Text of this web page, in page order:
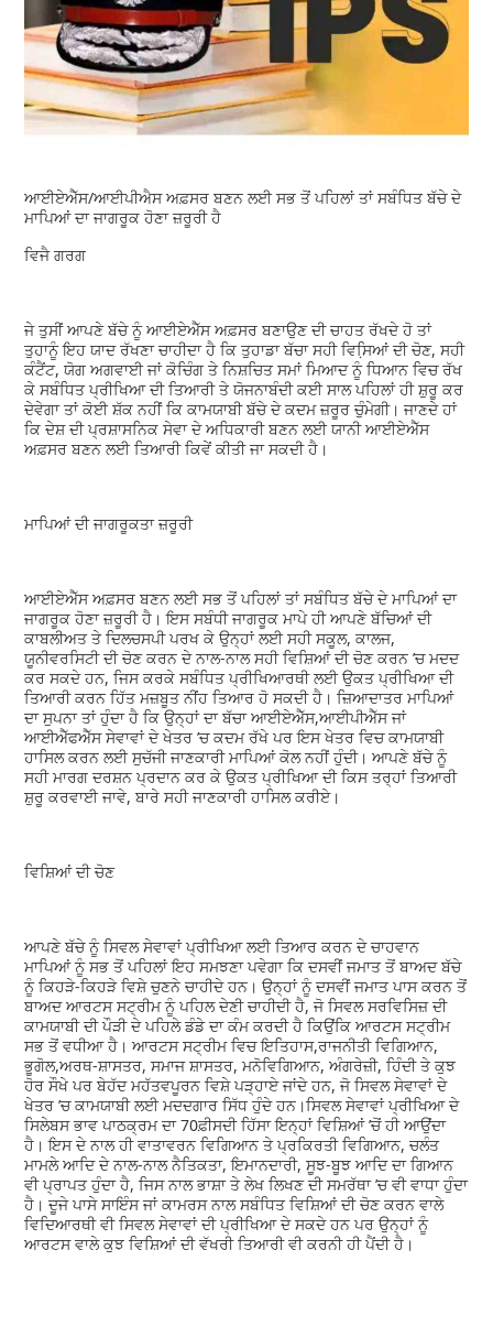
ਆਈਏਐੱਸ/ਆਈਪੀਐਸ ਅਫ਼ਸਰ ਬਣਨ ਲਈ ਸਭ ਤੋਂ ਪਹਿਲਾਂ ਤਾਂ ਸਬੰਧਿਤ ਬੱਚੇ ਦੇ
ਮਾਪਿਆਂ ਦਾ ਜਾਗਰੂਕ ਹੋਣਾ ਜ਼ਰੂਰੀ ਹੈ
ਵਿਜੈ ਗਰਗ
ਜੇ ਤੁਸੀਂ ਆਪਣੇ ਬੱਚੇ ਨੂੰ ਆਈਏਐੱਸ ਅਫ਼ਸਰ ਬਣਾਉਣ ਦੀ ਚਾਹਤ ਰੱਖਦੇ ਹੋ ਤਾਂ
ਤੁਹਾਨੂੰ ਇਹ ਯਾਦ ਰੱਖਣਾ ਚਾਹੀਦਾ ਹੈ ਕਿ ਤੁਹਾਡਾ ਬੱਚਾ ਸਹੀ ਵਿਸਿ਼ਆਂ ਦੀ ਚੋਣ, ਸਹੀ
ਕੰਟੈਂਟ, ਯੋਗ ਅਗਵਾਈ ਜਾਂ ਕੋਚਿੰਗ ਤੇ ਨਿਸ਼ਚਿਤ ਸਮਾਂ ਮਿਆਦ ਨੂੰ ਧਿਆਨ ਵਿਚ ਰੱਖ
ਕੇ ਸਬੰਧਿਤ ਪ੍ਰੀਖਿਆ ਦੀ ਤਿਆਰੀ ਤੇ ਯੋਜਨਾਬੰਦੀ ਕਈ ਸਾਲ ਪਹਿਲਾਂ ਹੀ ਸ਼ੁਰੂ ਕਰ
ਦੇਵੇਗਾ ਤਾਂ ਕੋਈ ਸ਼ੱਕ ਨਹੀਂ ਕਿ ਕਾਮਯਾਬੀ ਬੱਚੇ ਦੇ ਕਦਮ ਜ਼ਰੂਰ ਚੁੰਮੇਗੀ। ਜਾਣਦੇ ਹਾਂ
ਕਿ ਦੇਸ਼ ਦੀ ਪ੍ਰਸ਼ਾਸਨਿਕ ਸੇਵਾ ਦੇ ਅਧਿਕਾਰੀ ਬਣਨ ਲਈ ਯਾਨੀ ਆਈਏਐੱਸ
ਅਫ਼ਸਰ ਬਣਨ ਲਈ ਤਿਆਰੀ ਕਿਵੇਂ ਕੀਤੀ ਜਾ ਸਕਦੀ ਹੈ।
ਮਾਪਿਆਂ ਦੀ ਜਾਗਰੂਕਤਾ ਜ਼ਰੂਰੀ
ਆਈਏਐੱਸ ਅਫ਼ਸਰ ਬਣਨ ਲਈ ਸਭ ਤੋਂ ਪਹਿਲਾਂ ਤਾਂ ਸਬੰਧਿਤ ਬੱਚੇ ਦੇ ਮਾਪਿਆਂ ਦਾ
ਜਾਗਰੂਕ ਹੋਣਾ ਜ਼ਰੂਰੀ ਹੈ। ਇਸ ਸਬੰਧੀ ਜਾਗਰੂਕ ਮਾਪੇ ਹੀ ਆਪਣੇ ਬੱਚਿਆਂ ਦੀ
ਕਾਬਲੀਅਤ ਤੇ ਦਿਲਚਸਪੀ ਪਰਖ ਕੇ ਉਨ੍ਹਾਂ ਲਈ ਸਹੀ ਸਕੂਲ, ਕਾਲਜ,
ਯੂਨੀਵਰਸਿਟੀ ਦੀ ਚੋਣ ਕਰਨ ਦੇ ਨਾਲ-ਨਾਲ ਸਹੀ ਵਿਸ਼ਿਆਂ ਦੀ ਚੋਣ ਕਰਨ ’ਚ ਮਦਦ
ਕਰ ਸਕਦੇ ਹਨ, ਜਿਸ ਕਰਕੇ ਸਬੰਧਿਤ ਪ੍ਰੀਖਿਆਰਥੀ ਲਈ ਉਕਤ ਪ੍ਰੀਖਿਆ ਦੀ
ਤਿਆਰੀ ਕਰਨ ਹਿੱਤ ਮਜ਼ਬੂਤ ਨੀਂਹ ਤਿਆਰ ਹੋ ਸਕਦੀ ਹੈ। ਜ਼ਿਆਦਾਤਰ ਮਾਪਿਆਂ
ਦਾ ਸੁਪਨਾ ਤਾਂ ਹੁੰਦਾ ਹੈ ਕਿ ਉਨ੍ਹਾਂ ਦਾ ਬੱਚਾ ਆਈਏਐੱਸ,ਆਈਪੀਐੱਸ ਜਾਂ
ਆਈਐੱਫਐੱਸ ਸੇਵਾਵਾਂ ਦੇ ਖੇਤਰ ’ਚ ਕਦਮ ਰੱਖੇ ਪਰ ਇਸ ਖੇਤਰ ਵਿਚ ਕਾਮਯਾਬੀ
ਹਾਸਿਲ ਕਰਨ ਲਈ ਸੁਚੱਜੀ ਜਾਣਕਾਰੀ ਮਾਪਿਆਂ ਕੋਲ ਨਹੀਂ ਹੁੰਦੀ। ਆਪਣੇ ਬੱਚੇ ਨੂੰ
ਸਹੀ ਮਾਰਗ ਦਰਸ਼ਨ ਪ੍ਰਦਾਨ ਕਰ ਕੇ ਉਕਤ ਪ੍ਰੀਖਿਆ ਦੀ ਕਿਸ ਤਰ੍ਹਾਂ ਤਿਆਰੀ
ਸ਼ੁਰੂ ਕਰਵਾਈ ਜਾਵੇ, ਬਾਰੇ ਸਹੀ ਜਾਣਕਾਰੀ ਹਾਸਿਲ ਕਰੀਏ।
ਵਿਸ਼ਿਆਂ ਦੀ ਚੋਣ
ਆਪਣੇ ਬੱਚੇ ਨੂੰ ਸਿਵਲ ਸੇਵਾਵਾਂ ਪ੍ਰੀਖਿਆ ਲਈ ਤਿਆਰ ਕਰਨ ਦੇ ਚਾਹਵਾਨ
ਮਾਪਿਆਂ ਨੂੰ ਸਭ ਤੋਂ ਪਹਿਲਾਂ ਇਹ ਸਮਝਣਾ ਪਵੇਗਾ ਕਿ ਦਸਵੀਂ ਜਮਾਤ ਤੋਂ ਬਾਅਦ ਬੱਚੇ
ਨੂੰ ਕਿਹੜੇ-ਕਿਹੜੇ ਵਿਸ਼ੇ ਚੁਣਨੇ ਚਾਹੀਦੇ ਹਨ। ਉਨ੍ਹਾਂ ਨੂੰ ਦਸਵੀਂ ਜਮਾਤ ਪਾਸ ਕਰਨ ਤੋਂ
ਬਾਅਦ ਆਰਟਸ ਸਟ੍ਰੀਮ ਨੂੰ ਪਹਿਲ ਦੇਣੀ ਚਾਹੀਦੀ ਹੈ, ਜੋ ਸਿਵਲ ਸਰਵਿਸਿਜ਼ ਦੀ
ਕਾਮਯਾਬੀ ਦੀ ਪੌੜੀ ਦੇ ਪਹਿਲੇ ਡੰਡੇ ਦਾ ਕੰਮ ਕਰਦੀ ਹੈ ਕਿਉਂਕਿ ਆਰਟਸ ਸਟ੍ਰੀਮ
ਸਭ ਤੋਂ ਵਧੀਆ ਹੈ। ਆਰਟਸ ਸਟ੍ਰੀਮ ਵਿਚ ਇਤਿਹਾਸ,ਰਾਜਨੀਤੀ ਵਿਗਿਆਨ,
ਭੂਗੋਲ,ਅਰਥ-ਸ਼ਾਸਤਰ, ਸਮਾਜ ਸ਼ਾਸਤਰ, ਮਨੋਵਿਗਿਆਨ, ਅੰਗਰੇਜ਼ੀ, ਹਿੰਦੀ ਤੇ ਕੁਝ
ਹੋਰ ਸੌਖੇ ਪਰ ਬੇਹੱਦ ਮਹੱਤਵਪੂਰਨ ਵਿਸ਼ੇ ਪੜ੍ਹਾਏ ਜਾਂਦੇ ਹਨ, ਜੋ ਸਿਵਲ ਸੇਵਾਵਾਂ ਦੇ
ਖੇਤਰ ’ਚ ਕਾਮਯਾਬੀ ਲਈ ਮਦਦਗਾਰ ਸਿੱਧ ਹੁੰਦੇ ਹਨ।ਸਿਵਲ ਸੇਵਾਵਾਂ ਪ੍ਰੀਖਿਆ ਦੇ
ਸਿਲੇਬਸ ਭਾਵ ਪਾਠਕ੍ਰਮ ਦਾ 70ਫ਼ੀਸਦੀ ਹਿੱਸਾ ਇਨ੍ਹਾਂ ਵਿਸ਼ਿਆਂ ’ਚੋਂ ਹੀ ਆਉਂਦਾ
ਹੈ। ਇਸ ਦੇ ਨਾਲ ਹੀ ਵਾਤਾਵਰਨ ਵਿਗਿਆਨ ਤੇ ਪ੍ਰਕਿਰਤੀ ਵਿਗਿਆਨ, ਚਲੰਤ
ਮਾਮਲੇ ਆਦਿ ਦੇ ਨਾਲ-ਨਾਲ ਨੈਤਿਕਤਾ, ਇਮਾਨਦਾਰੀ, ਸੂਝ-ਬੂਝ ਆਦਿ ਦਾ ਗਿਆਨ
ਵੀ ਪ੍ਰਾਪਤ ਹੁੰਦਾ ਹੈ, ਜਿਸ ਨਾਲ ਭਾਸ਼ਾ ਤੇ ਲੇਖ ਲਿਖਣ ਦੀ ਸਮਰੱਥਾ ’ਚ ਵੀ ਵਾਧਾ ਹੁੰਦਾ
ਹੈ। ਦੂਜੇ ਪਾਸੇ ਸਾਇੰਸ ਜਾਂ ਕਾਮਰਸ ਨਾਲ ਸਬੰਧਿਤ ਵਿਸ਼ਿਆਂ ਦੀ ਚੋਣ ਕਰਨ ਵਾਲੇ
ਵਿਦਿਆਰਥੀ ਵੀ ਸਿਵਲ ਸੇਵਾਵਾਂ ਦੀ ਪ੍ਰੀਖਿਆ ਦੇ ਸਕਦੇ ਹਨ ਪਰ ਉਨ੍ਹਾਂ ਨੂੰ
ਆਰਟਸ ਵਾਲੇ ਕੁਝ ਵਿਸ਼ਿਆਂ ਦੀ ਵੱਖਰੀ ਤਿਆਰੀ ਵੀ ਕਰਨੀ ਹੀ ਪੈਂਦੀ ਹੈ।